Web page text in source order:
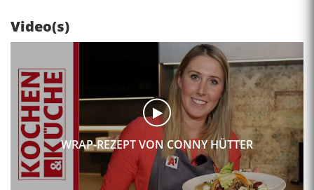
Video(s)
WRAP-REZEPT VON CONNY HÜTTER